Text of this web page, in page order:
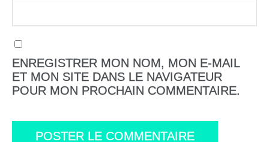
ENREGISTRER MON NOM, MON E-MAIL
ET MON SITE DANS LE NAVIGATEUR
POUR MON PROCHAIN COMMENTAIRE.